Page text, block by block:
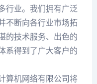
行业。我们拥有广泛
不断向各行业市场拓
的技术服务、出色的
系得到了广大客户的
算机网络有限公司将